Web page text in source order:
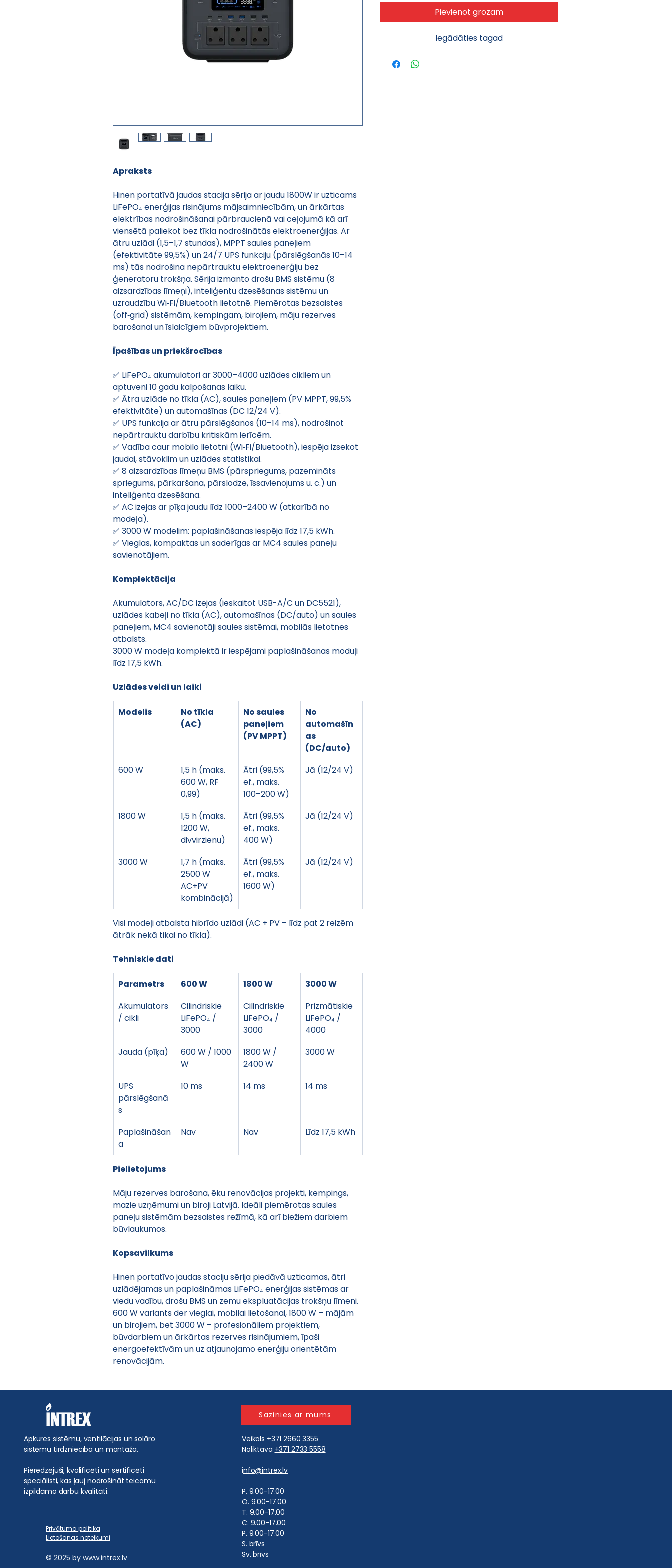
Apraksts
Hinen portatīvā jaudas stacija sērija ar jaudu 1800W ir uzticams
LiFePO₄ enerģijas risinājums mājsaimniecībām, un ārkārtas
elektrības nodrošināšanai pārbraucienā vai ceļojumā kā arī
viensētā paliekot bez tīkla nodrošinātās elektroenerģijas. Ar
ātru uzlādi (1,5–1,7 stundas), MPPT saules paneļiem
(efektivitāte 99,5%) un 24/7 UPS funkciju (pārslēgšanās 10–14
ms) tās nodrošina nepārtrauktu elektroenerģiju bez
ģeneratoru trokšņa. Sērija izmanto drošu BMS sistēmu (8
aizsardzības līmeņi), inteliģentu dzesēšanas sistēmu un
uzraudzību Wi‑Fi/Bluetooth lietotnē. Piemērotas bezsaistes
(off‑grid) sistēmām, kempingam, birojiem, māju rezerves
barošanai un īslaicīgiem būvprojektiem.
Īpašības un priekšrocības
✅ LiFePO₄ akumulatori ar 3000–4000 uzlādes cikliem un
aptuveni 10 gadu kalpošanas laiku.
✅ Ātra uzlāde no tīkla (AC), saules paneļiem (PV MPPT, 99,5%
efektivitāte) un automašīnas (DC 12/24 V).
✅ UPS funkcija ar ātru pārslēgšanos (10–14 ms), nodrošinot
nepārtrauktu darbību kritiskām ierīcēm.
✅ Vadība caur mobilo lietotni (Wi‑Fi/Bluetooth), iespēja izsekot
jaudai, stāvoklim un uzlādes statistikai.
✅ 8 aizsardzības līmeņu BMS (pārspriegums, pazemināts
spriegums, pārkaršana, pārslodze, īssavienojums u. c.) un
inteliģenta dzesēšana.
✅ AC izejas ar pīķa jaudu līdz 1000–2400 W (atkarībā no
modeļa).
✅ 3000 W modelim: paplašināšanas iespēja līdz 17,5 kWh.
✅ Vieglas, kompaktas un saderīgas ar MC4 saules paneļu
savienotājiem.
Komplektācija
Akumulators, AC/DC izejas (ieskaitot USB-A/C un DC5521),
uzlādes kabeļi no tīkla (AC), automašīnas (DC/auto) un saules
paneļiem, MC4 savienotāji saules sistēmai, mobilās lietotnes
atbalsts.
3000 W modeļa komplektā ir iespējami paplašināšanas moduļi
līdz 17,5 kWh.
Uzlādes veidi un laiki
Modelis
No tīkla
(AC)
No saules
paneļiem
(PV MPPT)
No
automašīn
as
(DC/auto)
600 W
1,5 h (maks.
600 W, RF
0,99)
Ātri (99,5%
ef., maks.
100–200 W)
Jā (12/24 V)
1800 W
1,5 h (maks.
1200 W,
divvirzienu)
Ātri (99,5%
ef., maks.
400 W)
Jā (12/24 V)
3000 W
1,7 h (maks.
2500 W
AC+PV
kombinācijā)
Ātri (99,5%
ef., maks.
1600 W)
Jā (12/24 V)
Visi modeļi atbalsta hibrīdo uzlādi (AC + PV – līdz pat 2 reizēm
ātrāk nekā tikai no tīkla).
Tehniskie dati
Parametrs 600 W 1800 W
3000 W
Akumulators
/ cikli
Cilindriskie
LiFePO₄ /
3000
Cilindriskie
LiFePO₄ /
3000
Prizmātiskie
LiFePO₄ /
4000
Jauda (pīķa)
600 W / 1000
W
1800 W /
2400 W
3000 W
UPS
pārslēgšanā
s
10 ms 14 ms 14 ms
Paplašināšan
a
Nav Nav Līdz 17,5 kWh
Pielietojums
Māju rezerves barošana, ēku renovācijas projekti, kempings,
mazie uzņēmumi un biroji Latvijā. Ideāli piemērotas saules
paneļu sistēmām bezsaistes režīmā, kā arī biežiem darbiem
būvlaukumos.
Kopsavilkums
Hinen portatīvo jaudas staciju sērija piedāvā uzticamas, ātri
uzlādējamas un paplašināmas LiFePO₄ enerģijas sistēmas ar
viedu vadību, drošu BMS un zemu ekspluatācijas trokšņu līmeni.
600 W variants der vieglai, mobilai lietošanai, 1800 W – mājām
un birojiem, bet 3000 W – profesionāliem projektiem,
būvdarbiem un ārkārtas rezerves risinājumiem, īpaši
energoefektīvām un uz atjaunojamo enerģiju orientētām
renovācijām.
Pievienot grozam
Iegādāties tagad
Apkures sistēmu, ventilācijas un solāro
sistēmu tirdzniecība un montāža.
Pieredzējuši, kvalificēti un sertificēti
speciālisti, kas ļauj nodrošināt teicamu
izpildāmo darbu kvalitāti.
Privātuma politika
Lietošanas noteikumi
© 2025 by www.intrex.lv
Sazinies ar mums
Veikals +371 2660 3355
Noliktava +371 2733 5558
info@intrex.lv
​P. 9.00-17.00
O. 9.00-17.00
T. 9.00-17.00
C. 9.00-17.00
P. 9.00-17.00
S. brīvs
Sv. brīvs